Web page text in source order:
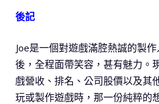
後記
Joe是一個對遊戲滿腔熱誠的製
後，全程面帶笑容，甚有魅力。
戲營收、排名、公司股價以及其
玩或製作遊戲時，那一份純粹的